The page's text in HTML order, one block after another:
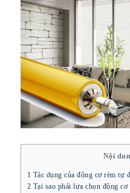
Nội
1 Tác dụng của động cơ rèm tự
2 Tại sao phải lựa chọn động